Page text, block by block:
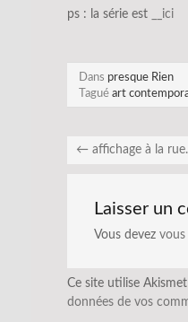
ps : la série est __ici
Dans presque Rien
Tagué art
← affichage à la
Laisser un
Vous devez
Ce site utilise
données de vos